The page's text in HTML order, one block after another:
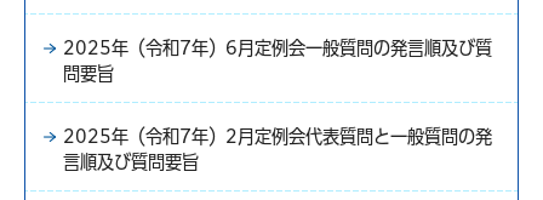
2025年（令和7年）6月定例会一般質問の発言順及び質
問要旨
2025年（令和7年）2月定例会代表質問と一般質問の発
言順及び質問要旨